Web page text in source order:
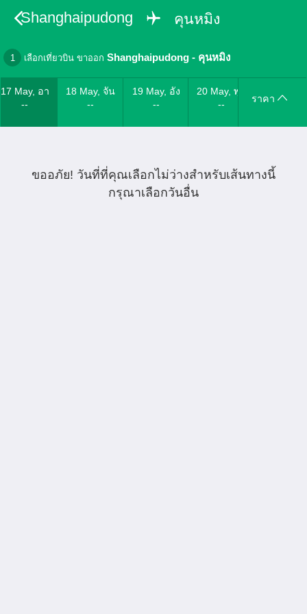
Shanghaipudong คุนหมิง
1 เลือกเที่ยวบิน ขาออก Shanghaipudong - คุนหมิง
17 May, อา
--
18 May, จัน
--
19 May, อัง
--
20 May, พุธ
--
ราคา
ขออภัย! วันที่ที่คุณเลือกไม่ว่างสำหรับเส้นทางนี้
กรุณาเลือกวันอื่น